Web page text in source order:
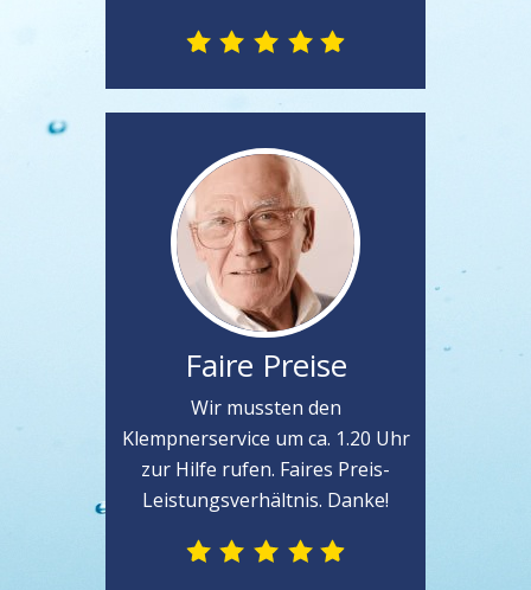
Faire Preise
Wir mussten den
Klempnerservice um ca. 1.20 Uhr
zur Hilfe rufen. Faires Preis-
Leistungsverhältnis. Danke!